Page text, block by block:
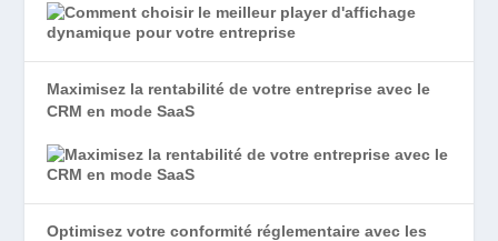
Maximisez la rentabilité de votre entreprise avec le
CRM en mode SaaS
Optimisez votre conformité réglementaire avec les